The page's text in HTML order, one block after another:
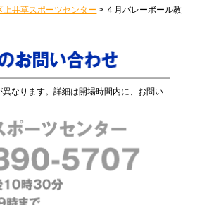
上井草スポーツセンター > ４月バレーボール教
なります。詳細は開場時間内に、お問い